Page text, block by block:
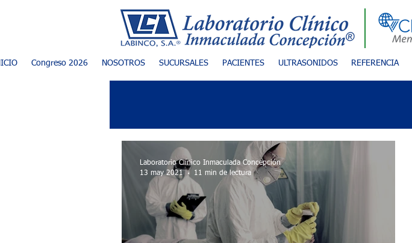
Congreso 2026 NOSOTROS SUCURSALES PACIENTES ULTRASONIDOS REFERENCIA
Laboratorio Clínico Inmaculada Concepción
13 may 2021
11 min de lectura